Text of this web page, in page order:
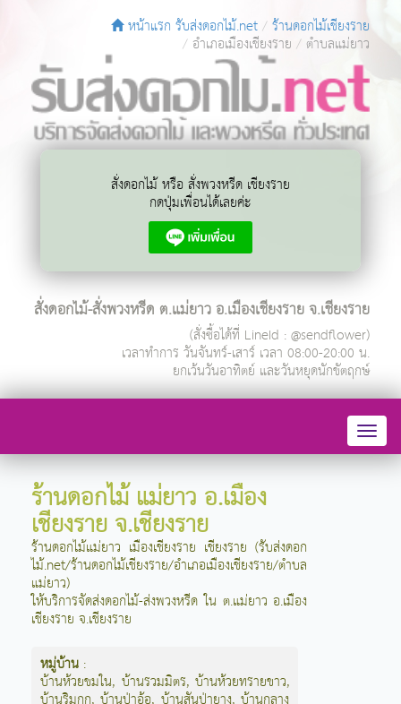
หน้าแรก รับส่งดอกไม้.net ร้านดอกไม้เชียงราย
อำเภอเมืองเชียงราย ตำบลแม่ยาว
สั่งดอกไม้ หรือ สั่งพวงหรีด เชียงราย
กดปุ่มเพื่อนได้เลยค่ะ
สั่งดอกไม้-สั่งพวงหรีด ต.แม่ยาว อ.เมืองเชียงราย จ.เชียงราย
(สั่งซื้อได้ที่ LineId : @sendflower)
เวลาทำการ วันจันทร์-เสาร์ เวลา 08:00-20:00 น.
ยกเว้นวันอาทิตย์ และวันหยุดนักขัตฤกษ์
ร้านดอกไม้ แม่ยาว อ.เมือง
เชียงราย จ.เชียงราย
ร้านดอกไม้แม่ยาว เมืองเชียงราย เชียงราย (รับส่งดอก
ไม้.net/ร้านดอกไม้เชียงราย/อำเภอเมืองเชียงราย/ตำบล
แม่ยาว)
ให้บริการจัดส่งดอกไม้-ส่งพวงหรีด ใน ต.แม่ยาว อ.เมือง
เชียงราย จ.เชียงราย
หมู่บ้าน :
บ้านห้วยขมใน, บ้านรวมมิตร,บ้านห้วยทรายขาว,